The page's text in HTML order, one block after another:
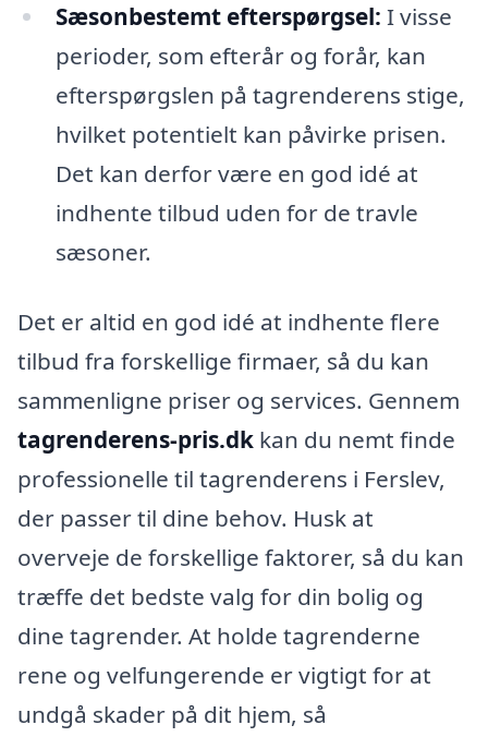
Sæsonbestemt efterspørgsel: I visse
perioder, som efterår og forår, kan
efterspørgslen på tagrenderens stige,
hvilket potentielt kan påvirke prisen.
Det kan derfor være en god idé at
indhente tilbud uden for de travle
sæsoner.
Det er altid en god idé at indhente flere
tilbud fra forskellige firmaer, så du kan
sammenligne priser og services. Gennem
tagrenderens-pris.dk kan du nemt finde
professionelle til tagrenderens i Ferslev,
der passer til dine behov. Husk at
overveje de forskellige faktorer, så du kan
træffe det bedste valg for din bolig og
dine tagrender. At holde tagrenderne
rene og velfungerende er vigtigt for at
undgå skader på dit hjem, så